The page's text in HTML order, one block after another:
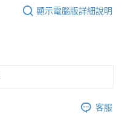
顯示電腦版詳細說明
客服